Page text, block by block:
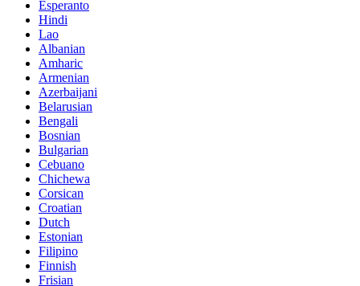
Esperanto
Hindi
Lao
Albanian
Amharic
Armenian
Azerbaijani
Belarusian
Bengali
Bosnian
Bulgarian
Cebuano
Chichewa
Corsican
Croatian
Dutch
Estonian
Filipino
Finnish
Frisian